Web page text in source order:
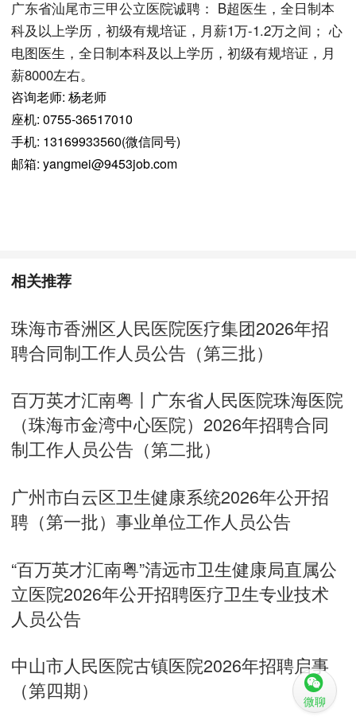
广东省汕尾市三甲公立医院诚聘： B超医生，全日制本
科及以上学历，初级有规培证，月薪1万-1.2万之间； 心
电图医生，全日制本科及以上学历，初级有规培证，月
薪8000左右。
咨询老师: 杨老师
座机: 0755-36517010
手机: 13169933560(微信同号)
邮箱: yangmei@9453job.com
相关推荐
珠海市香洲区人民医院医疗集团2026年招
聘合同制工作人员公告（第三批）
百万英才汇南粤丨广东省人民医院珠海医院
（珠海市金湾中心医院）2026年招聘合同
制工作人员公告（第二批）
广州市白云区卫生健康系统2026年公开招
聘（第一批）事业单位工作人员公告
“百万英才汇南粤”清远市卫生健康局直属公
立医院2026年公开招聘医疗卫生专业技术
人员公告
中山市人民医院古镇医院2026年招聘启事
（第四期）
微聊